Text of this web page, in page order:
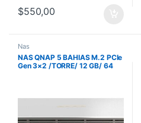
$550,00
Nas
NAS QNAP 5 BAHIAS M.2 PCIe
Gen 3×2 /TORRE/ 12 GB/ 64